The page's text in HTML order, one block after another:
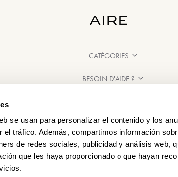
se usan para personalizar el contenido y los
el tráfico. Además, compartimos información
de redes sociales, publicidad y análisis web,
que les haya proporcionado o que hayan
CATÉGORIES
BESOIN D'AIDE ?